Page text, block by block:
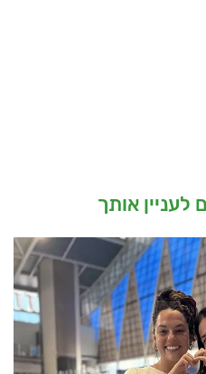
לעניין אותך